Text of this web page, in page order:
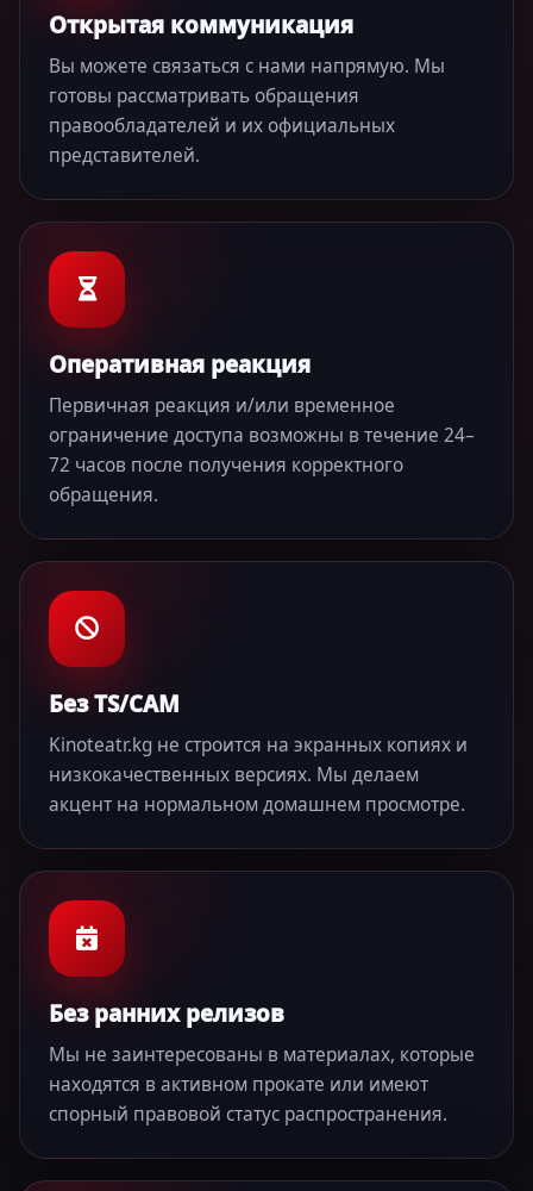
Открытая коммуникация
Вы можете связаться с нами напрямую. Мы
готовы рассматривать обращения
правообладателей и их официальных
представителей.
Оперативная реакция
Первичная реакция и/или временное
ограничение доступа возможны в течение 24–
72 часов после получения корректного
обращения.
Без TS/CAM
Kinoteatr.kg не строится на экранных копиях и
низкокачественных версиях. Мы делаем
акцент на нормальном домашнем просмотре.
Без ранних релизов
Мы не заинтересованы в материалах, которые
находятся в активном прокате или имеют
спорный правовой статус распространения.